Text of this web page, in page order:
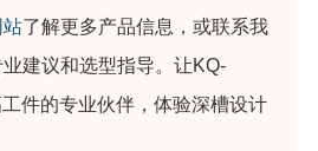
站了解更多产品信息，或联系我
建议和选型指导。让KQ-
件的专业伙伴，体验深槽设计